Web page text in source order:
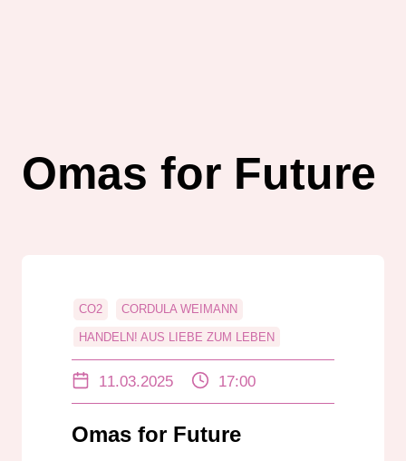
Omas for Future
CO2 CORDULA WEIMANN
HANDELN! AUS LIEBE ZUM LEBEN
11.03.2025 17:00
Omas for Future